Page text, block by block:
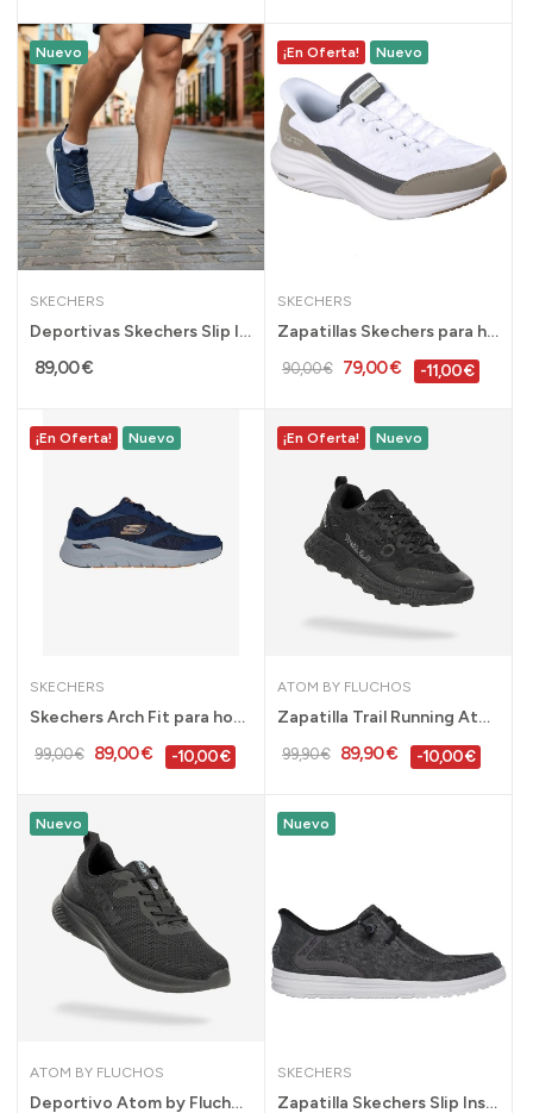
Nuevo
SKECHERS
Deportivas Skechers Slip Ins hombre Slader...
89,00 €
¡En Oferta! Nuevo
SKECHERS
Zapatillas Skechers para hombre Slip Ins...
90,00 € 79,00 € -11,00 €
¡En Oferta! Nuevo
SKECHERS
Skechers Arch Fit para hombre azul plantilla...
99,00 € 89,00 € -10,00 €
¡En Oferta! Nuevo
ATOM BY FLUCHOS
Zapatilla Trail Running Atom Terra 2.0 negra...
99,90 € 89,90 € -10,00 €
Nuevo
ATOM BY FLUCHOS
Deportivo Atom by Fluchos Activity negro para...
Nuevo
SKECHERS
Zapatilla Skechers Slip Ins estilo zapato...